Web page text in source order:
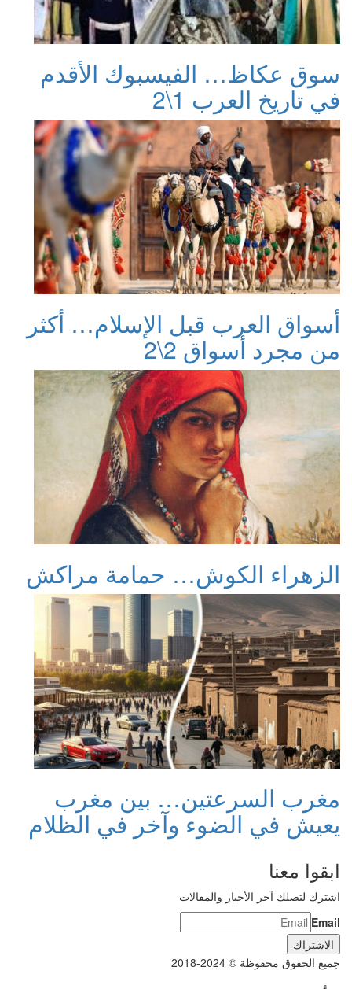
سوق عكاظ… الفيسبوك الأقدم
في تاريخ العرب 1\2
أسواق العرب قبل الإسلام… أكثر
من مجرد أسواق 2\2
الزهراء الكوش… حمامة مراكش
مغرب السرعتين… بين مغرب
يعيش في الضوء وآخر في الظلام
ابقوا معنا
اشترك لتصلك آخر الأخبار والمقالات
Email
جميع الحقوق محفوظة © 2024-2018